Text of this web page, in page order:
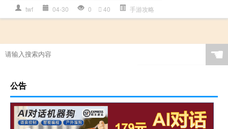
twf 04-30 0 40 手游攻略
☚
公告